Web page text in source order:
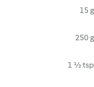
15 g
250 g
1 ½ tsp